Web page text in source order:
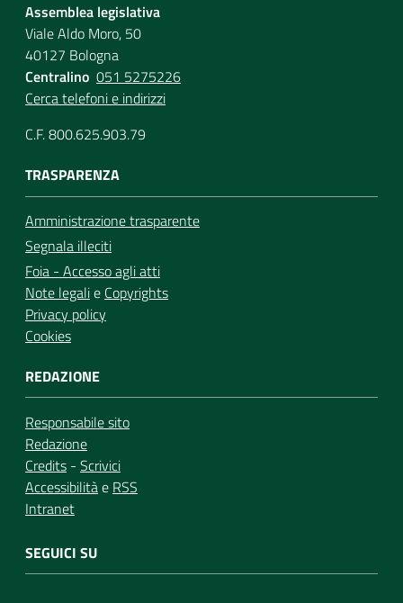
Assemblea legislativa
Viale Aldo Moro, 50
40127 Bologna
Centralino 051 5275226
Cerca telefoni e indirizzi
C.F. 800.625.903.79
TRASPARENZA
Amministrazione trasparente
Segnala illeciti
Foia - Accesso agli atti
Note legalie Copyrights
Privacy policy
Cookies
REDAZIONE
Responsabile sito
Redazione
Credits - Scrivici
Accessibilitàe RSS
Intranet
SEGUICI SU